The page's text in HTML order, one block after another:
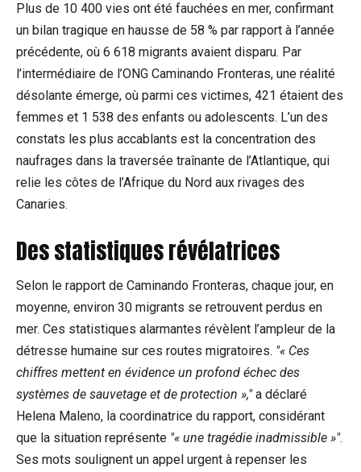
Plus de 10 400 vies ont été fauchées en mer, confirmant
un bilan tragique en hausse de 58 % par rapport à l’année
précédente, où 6 618 migrants avaient disparu. Par
l’intermédiaire de l’ONG Caminando Fronteras, une réalité
désolante émerge, où parmi ces victimes, 421 étaient des
femmes et 1 538 des enfants ou adolescents. L’un des
constats les plus accablants est la concentration des
naufrages dans la traversée traînante de l’Atlantique, qui
relie les côtes de l’Afrique du Nord aux rivages des
Canaries.
Des statistiques révélatrices
Selon le rapport de Caminando Fronteras, chaque jour, en
moyenne, environ 30 migrants se retrouvent perdus en
mer. Ces statistiques alarmantes révèlent l’ampleur de la
détresse humaine sur ces routes migratoires. « Ces
chiffres mettent en évidence un profond échec des
systèmes de sauvetage et de protection », a déclaré
Helena Maleno, la coordinatrice du rapport, considérant
que la situation représente « une tragédie inadmissible » .
Ses mots soulignent un appel urgent à repenser les